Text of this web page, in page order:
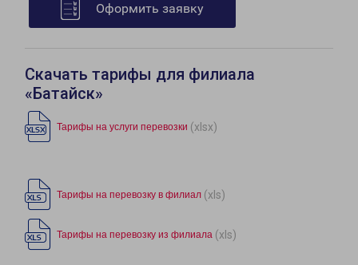
Оформить заявку
Скачать тарифы для филиала
«Батайск»
Тарифы на услуги перевозки (xlsx)
Тарифы на перевозку в филиал (xls)
Тарифы на перевозку из филиала (xls)